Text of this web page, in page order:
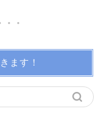
ます！
アグッズ
ンディー